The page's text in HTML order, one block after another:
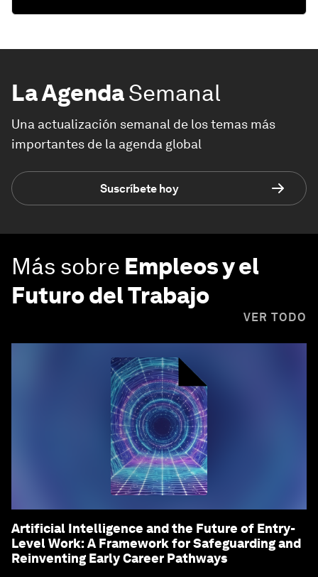
La AgendaSemanal
Una actualización semanal de los temas más
importantes de la agenda global
Suscríbete hoy
Más sobre Empleos y el
Futuro del Trabajo
VER TODO
Artificial Intelligence and the Future of Entry-
Level Work: A Framework for Safeguarding and
Reinventing Early Career Pathways